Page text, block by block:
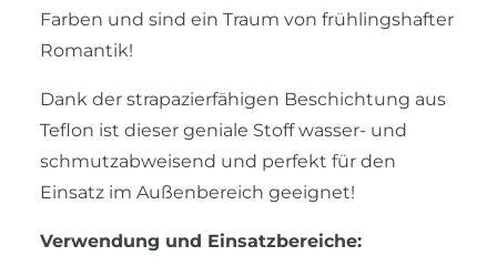
Farben und sind ein Traum von frühlingshafter
Romantik!
Dank der strapazierfähigen Beschichtung aus
Teflon ist dieser geniale Stoff wasser- und
schmutzabweisend und perfekt für den
Einsatz im Außenbereich geeignet!
Verwendung und Einsatzbereiche: